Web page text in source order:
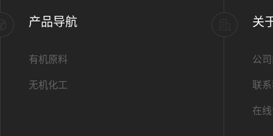
产品导航
有机原料
无机化工
关
公
联
在